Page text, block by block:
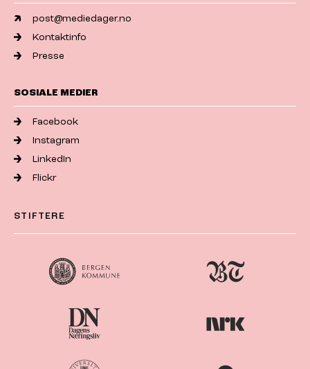
post@mediedager.no
Kontaktinfo
Presse
SOSIALE MEDIER
Facebook
Instagram
LinkedIn
Flickr
STIFTERE